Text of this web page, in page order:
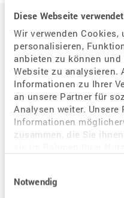
Diese Webseite
Wir verwenden
personalisieren,
anbieten zu können
Website zu analysieren.
Informationen zu Ihrer
an unsere Partner für
Analysen weiter.
Informationen
zusammen, die Sie
Notwendig
Auf einen
Der Weg zum eigenen
Situation / Diagnostik
Wie kann assistierte
Welche Bedeutung hat der
Warum habe ich Probleme,